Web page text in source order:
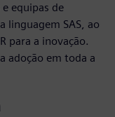
equipas de
linguagem SAS, ao
para a inovação.
adoção em toda a